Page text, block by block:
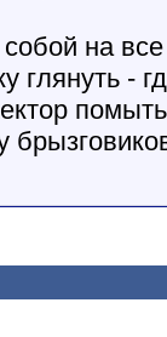
на
глянуть -